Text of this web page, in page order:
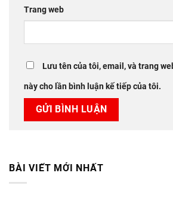
Trang web
Lưu tên của tôi, email, và trang
này cho lần bình luận kế tiếp của tôi.
BÀI VIẾT MỚI NHẤT